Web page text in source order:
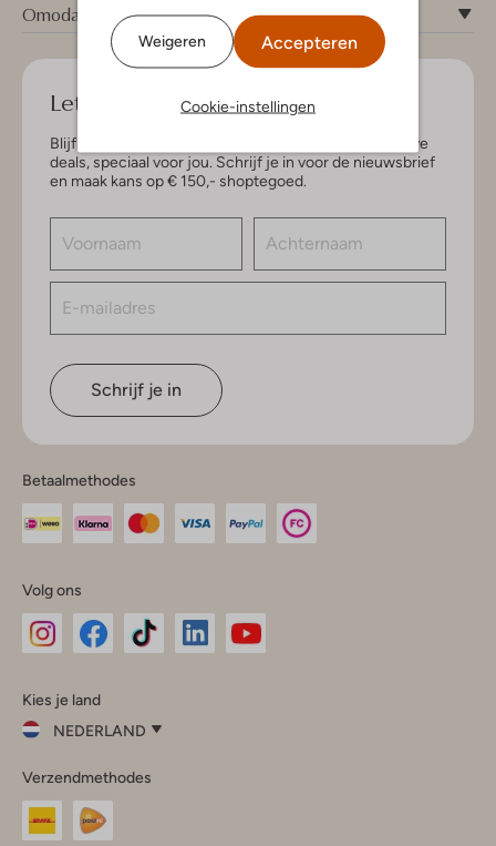
Weigeren Accepteren
Cookie-instellingen
Omoda
Let's keep in touch!
Blijf op de hoogte van de nieuwste items en exclusieve
deals, speciaal voor jou. Schrijf je in voor de nieuwsbrief
en maak kans op € 150,- shoptegoed.
Schrijf je in
Betaalmethodes
Volg ons
InstagramFacebook
Kies je land
NEDERLAND
je
land
Nederland
Verzendmethodes